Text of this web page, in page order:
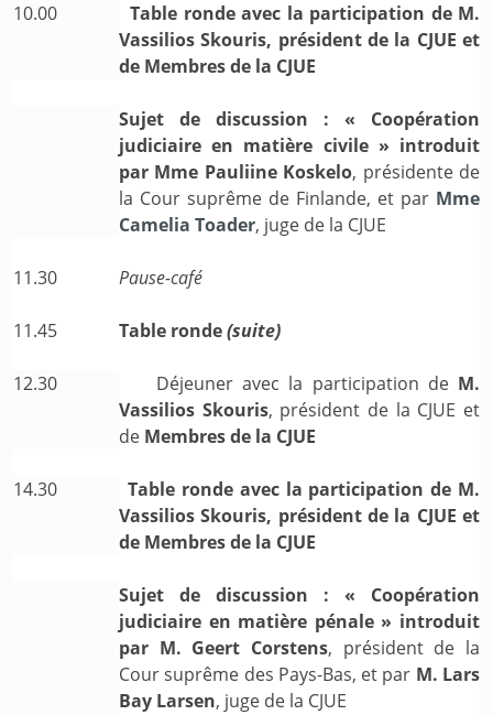
10.00
Table ronde avec la participation de M.
Vassilios Skouris, président de la CJUE et
de Membres de la CJUE
Sujet de discussion : « Coopération
judiciaire en matière civile » introduit
par Mme Pauliine Koskelo, présidente de
la Cour suprême de Finlande, et par Mme
Camelia Toader, juge de la CJUE
11.30 Pause-café
11.45 Table ronde(suite)
12.30 Déjeuner avec la participation de M.
Vassilios Skouris, président de la CJUE et
de Membres de la CJUE
14.30
Table ronde avec la participation de M.
Vassilios Skouris, président de la CJUE et
de Membres de la CJUE
Sujet de discussion : « Coopération
judiciaire en matière pénale » introduit
par M. Geert Corstens, président de la
Cour suprême des Pays-Bas, et par M. Lars
Bay Larsen, juge de la CJUE